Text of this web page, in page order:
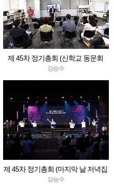
제 45차 정기총회 (신학교 동문회
등)
강승수
제 45차 정기총회 (마지막 날 저녁집
회 & 청소년축제)
강승수